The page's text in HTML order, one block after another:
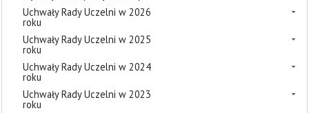
Uchwały Rady Uczelni w 2026
roku
Uchwały Rady Uczelni w 2025
roku
Uchwały Rady Uczelni w 2024
roku
Uchwały Rady Uczelni w 2023
roku